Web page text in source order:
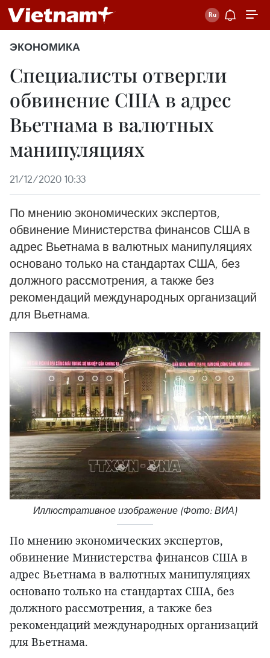
ЭКОНОМИКА
Специалисты отвергли
обвинение США в адрес
Вьетнама в валютных
манипуляциях
21/12/2020 10:33
По мнению экономических экспертов,
обвинение Министерства финансов США в
адрес Вьетнама в валютных манипуляциях
основано только на стандартах США, без
должного рассмотрения, а также без
рекомендаций международных организаций
для Вьетнама.
Иллюстративное изображение (Фото: ВИА)
По мнению экономических экспертов,
обвинение Министерства финансов США в
адрес Вьетнама в валютных манипуляциях
основано только на стандартах США, без
должного рассмотрения, а также без
рекомендаций международных организаций
для Вьетнама.